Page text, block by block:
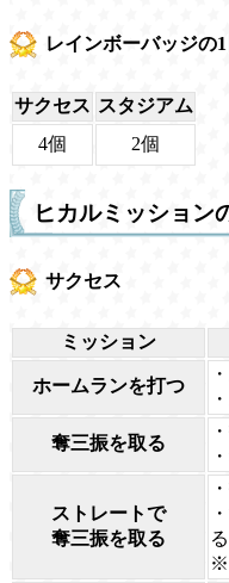
レインボーバッジの
サクセス スタジアム
4個
2個
ヒカルミッション
サクセス
ミッション
ホームランを打つ
奪三振を取る
ストレートで
奪三振を取る
る
※